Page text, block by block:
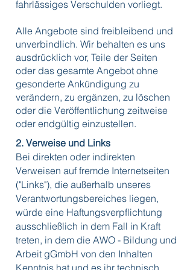
fahrlässiges Verschulden vorliegt.
Alle Angebote sind freibleibend und
unverbindlich. Wir behalten es uns
ausdrücklich vor, Teile der Seiten
oder das gesamte Angebot ohne
gesonderte Ankündigung zu
verändern, zu ergänzen, zu löschen
oder die Veröffentlichung zeitweise
oder endgültig einzustellen.
2. Verweise und Links
Bei direkten oder indirekten
Verweisen auf fremde Internetseiten
("Links"), die außerhalb unseres
Verantwortungsbereiches liegen,
würde eine Haftungsverpflichtung
ausschließlich in dem Fall in Kraft
treten, in dem die AWO - Bildung und
Arbeit gGmbH von den Inhalten
Kenntnis hat und es ihr technisch